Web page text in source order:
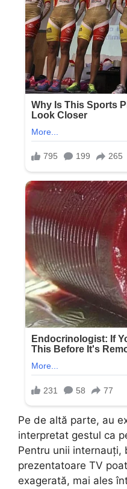
Pe de altă parte, au
interpretat gestul ca
Pentru unii internauți,
prezentatoare TV
exagerată, mai ales